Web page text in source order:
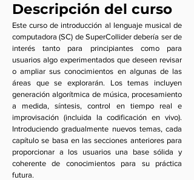
Descripción del curso
Este curso de introducción al lenguaje musical de
computadora (SC) de SuperCollider debería ser de
interés tanto para principiantes como para
usuarios algo experimentados que deseen revisar
o ampliar sus conocimientos en algunas de las
áreas que se explorarán. Los temas incluyen
generación algorítmica de música, procesamiento
a medida, síntesis, control en tiempo real e
improvisación (incluida la codificación en vivo).
Introduciendo gradualmente nuevos temas, cada
capítulo se basa en las secciones anteriores para
proporcionar a los usuarios una base sólida y
coherente de conocimientos para su práctica
futura.